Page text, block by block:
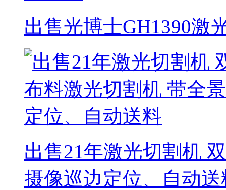
出售光博士GH1390激
出售21年激光切割机
摄像巡边定位、自动送